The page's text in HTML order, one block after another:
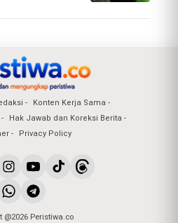
Konten Kerja Sama
Hak Jawab dan Koreksi Berita
Privacy Policy
@2026 Peristiwa.co